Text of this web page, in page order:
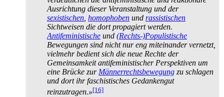
Ausrichtung dieser Veranstaltung und der
sexistischen homophoben und rassistischen
Sichtweisen die dort propagiert werden.
Antifeministische und (Rechts-)Populistische
Bewegungen sind nicht nur eng miteinander vernetzt,
vielmehr bedient sich die neue Rechte der
Gemeinsamkeit anti­feministischer Perspektiven um
eine Brücke zur Männerrechtsbewegung zu schlagen
und dort ihr faschistisches Gedankengut
reinzutragen.»[16]